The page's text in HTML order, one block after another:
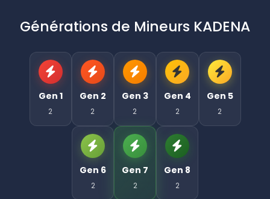
Générations de Mineurs KADENA
Gen 1
2
Gen 2
2
Gen 3
2
Gen 4
2
Gen 5
2
Gen 6
2
Gen 7
2
Gen 8
2